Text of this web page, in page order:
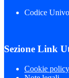
Codice
Sezione Link
Cookie policy